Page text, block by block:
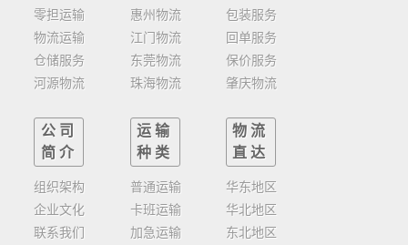
零担运输
物流运输
仓储服务
河源物流
惠州物流
江门物流
东莞物流
珠海物流
包装服务
回单服务
保价服务
肇庆物流
公司
简介
组织架构
企业文化
联系我们
运输
种类
普通运输
卡班运输
加急运输
物流
直达
华东地区
华北地区
东北地区